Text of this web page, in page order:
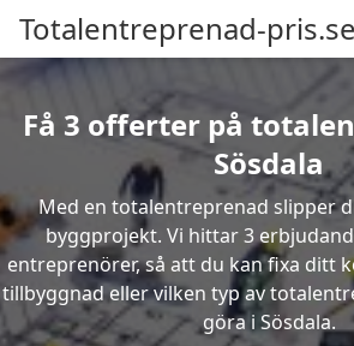
Totalentreprenad-pris.se
Få 3 offerter på
Sösdala
Med en totalentreprenad slipper
byggprojekt. Vi hittar 3
entreprenörer, så att du kan fixa ditt
tillbyggnad eller vilken typ av
göra i Sösdala.